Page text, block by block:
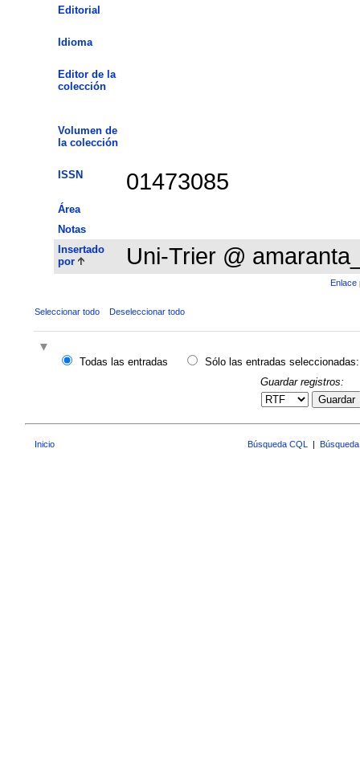
Editorial
Idioma
Editor de la
colección
Volumen de
la colección
ISSN 01473085
Área
Notas
Insertado
por
Uni-Trier @
Enlace
Seleccionar todo Deseleccionar todo
Todas las entradas
Sólo las entradas seleccionadas:
Guardar registros:
Guardar
Inicio Búsqueda CQL